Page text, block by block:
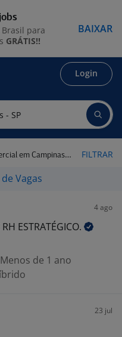
Login
em Campinas - SP FILTRAR
Vagas
4 ago
ESTRATÉGICO.
Menos de 1 ano
23 jul
Brasil para
GRÁTIS!!
BAIXAR